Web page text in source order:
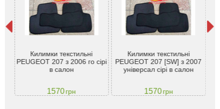
Килимки текстильні
PEUGEOT 207 з 2006 го сірі
в салон
1570грн
Килимки текстильні
PEUGEOT 207 [SW] з 2007
універсал сірі в салон
1570грн